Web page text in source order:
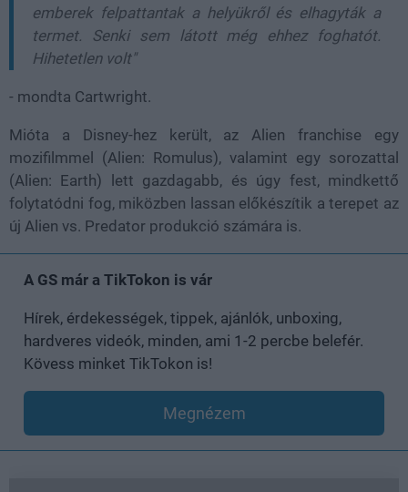
emberek felpattantak a helyükről és elhagyták a
termet. Senki sem látott még ehhez foghatót.
Hihetetlen volt"
- mondta Cartwright.
Mióta a Disney-hez került, az Alien franchise egy
mozifilmmel (Alien: Romulus), valamint egy sorozattal
(Alien: Earth) lett gazdagabb, és úgy fest, mindkettő
folytatódni fog, miközben lassan előkészítik a terepet az
új Alien vs. Predator produkció számára is.
A GS már a TikTokon is vár
Hírek, érdekességek, tippek, ajánlók, unboxing,
hardveres videók, minden, ami 1-2 percbe belefér.
Kövess minket TikTokon is!
Megnézem